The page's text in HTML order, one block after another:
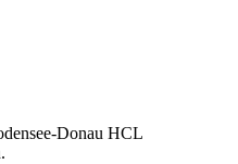
Donau HCL